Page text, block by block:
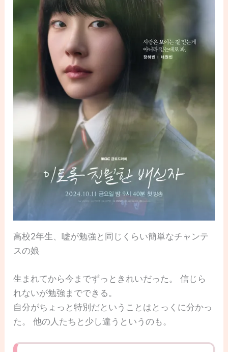
高校2年生、嘘が勉強と同じくらい簡単なチャンテ
スの娘
生まれてから今までずっときれいだった。 信じら
れないが勉強までできる。
自分がちょっと特別だということはとっくに分かっ
た。 他の人たちと少し違うというのも。